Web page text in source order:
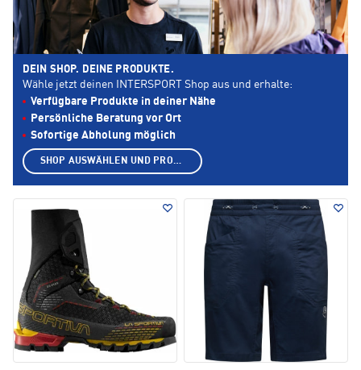
DEIN SHOP. DEINE PRODUKTE.
Wähle jetzt deinen INTERSPORT Shop aus und erhalte:
Verfügbare Produkte in deiner Nähe
Persönliche Beratung vor Ort
Sofortige Abholung möglich
SHOP AUSWÄHLEN UND PRODUKTE ANZEIGEN